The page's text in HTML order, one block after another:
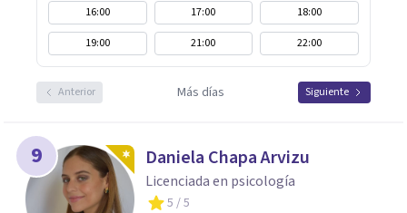
16:00 17:00
18:00
19:00
21:00 22:00
Anterior Más días Siguiente
9 Daniela Chapa Arvizu
Licenciada en psicología
5 / 5